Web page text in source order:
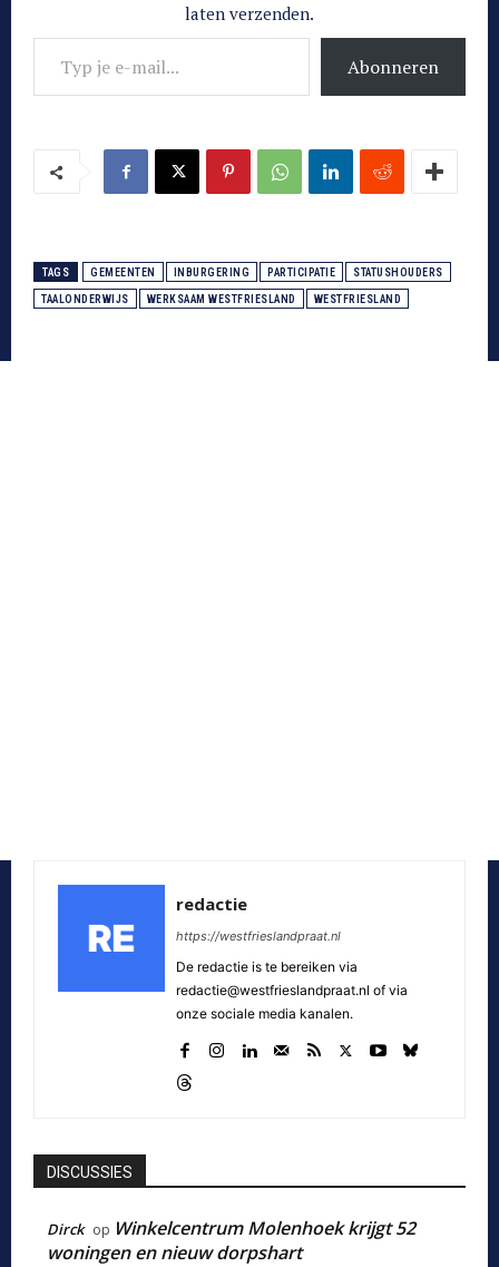
laten verzenden.
Typ je e-mail...
Abonneren
TAGS GEMEENTEN INBURGERING PARTICIPATIE STATUSHOUDERS
TAALONDERWIJS WERKSAAM WESTFRIESLAND WESTFRIESLAND
redactie
https://westfrieslandpraat.nl
De redactie is te bereiken via
redactie@westfrieslandpraat.nl of via
onze sociale media kanalen.
DISCUSSIES
Dirck op Winkelcentrum Molenhoek krijgt 52
woningen en nieuw dorpshart